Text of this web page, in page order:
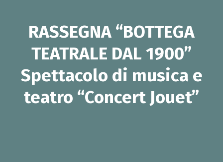
RASSEGNA “BOTTEGA
TEATRALE DAL 1900”
Spettacolo di musica e
teatro “Concert Jouet”